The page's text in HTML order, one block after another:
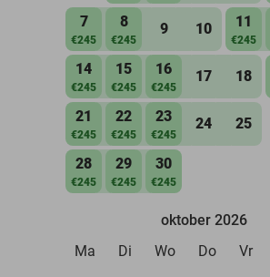
7
€245
8
€245
9 10 11
€245
14
€245
15
€245
16
€245
17 18
21
€245
22
€245
23
€245
24 25
28
€245
29
€245
30
€245
oktober 2026
Ma
Di Wo Do Vr